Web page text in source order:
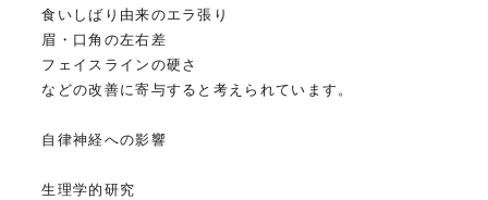
食いしばり由来のエラ張り
眉・口角の左右差
フェイスラインの硬さ
などの改善に寄与すると考えられています。
自律神経への影響
生理学的研究